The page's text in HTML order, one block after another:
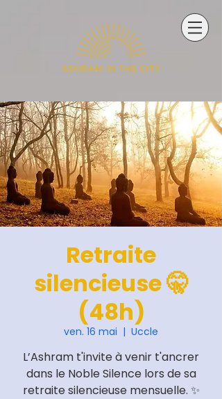
Retraite
silencieuse 🤫
(48h)
ven. 16 mai
  |
Uccle
L’Ashram t'invite à venir t'ancrer
dans le Noble Silence lors de sa
retraite silencieuse mensuelle. ✨